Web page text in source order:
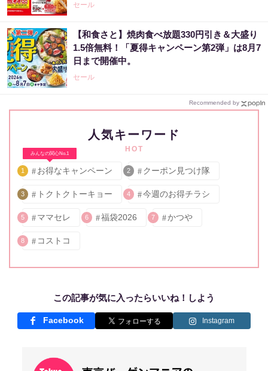
セール
【和食さと】焼肉食べ放題330円引き＆大盛り
1.5倍無料！「夏得キャンペーン第2弾」は8月7
日まで開催中。
セール
Recommended by
人気キーワード
HOT
みんなの関心No.1
1 お得なキャンペーン 2 クーポン見つけ隊
3 トクトクトーキョー 4 今週のお得チラシ
5 ママセレ 6 福袋2026 7 かつや
8 コストコ
この記事が気に入ったらいいね！しよう
Facebook Instagram